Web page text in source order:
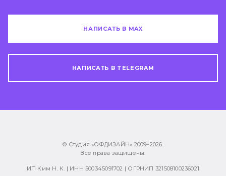
НАПИСАТЬ В MAX
НАПИСАТЬ В TELEGRAM
© Студия «ОФДИЗАЙН» 2009–2026.
Все права защищены.
ИП Ким Н. К. | ИНН 500345091702 | ОГРНИП 321508100236021